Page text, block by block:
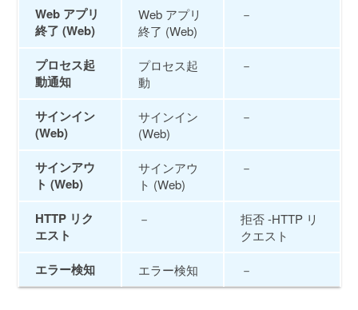
Web アプリ
終了 (Web)
Web アプリ
終了 (Web)
－
プロセス起
動通知
プロセス起
動
－
サインイン
(Web)
サインイン
(Web)
－
サインアウ
ト (Web)
サインアウ
ト (Web)
－
HTTP リク
エスト
－
拒否 -HTTP リ
クエスト
エラー検知 エラー検知 －